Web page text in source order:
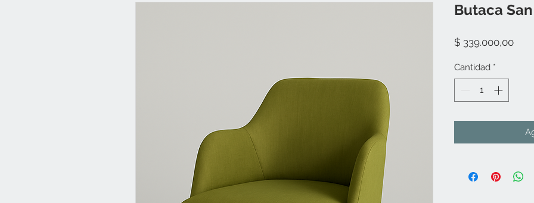
Butaca
$ 339.000,00
Cantidad *